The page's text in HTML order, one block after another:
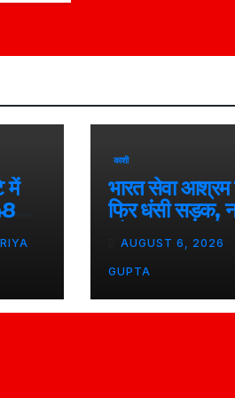
में
काशी
भारत सेवा
फिर धंसी सड़क,
और प्रशासन की
उठे सवाल, 7 दिन
मरम्मत
AUGUST 6, 2026
GUPTA